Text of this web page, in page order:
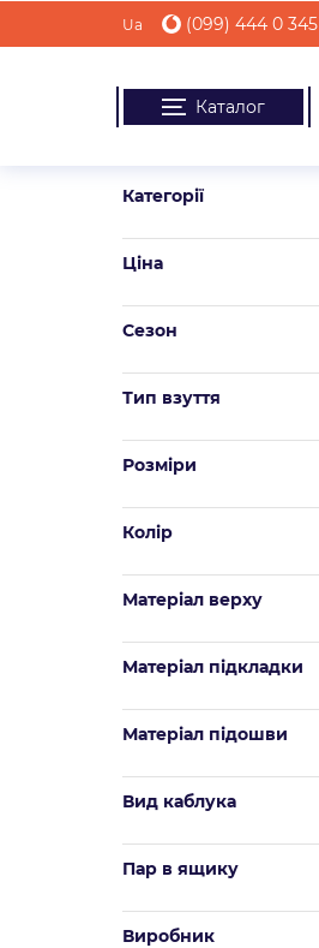
Ua (099) 444 0 345
Каталог
Категорії
Ціна
Сезон
Тип взуття
Розміри
Колір
Матеріал верху
Mатеріал підкладки
Матеріал підошви
Вид каблука
Пар в ящику
Виробник